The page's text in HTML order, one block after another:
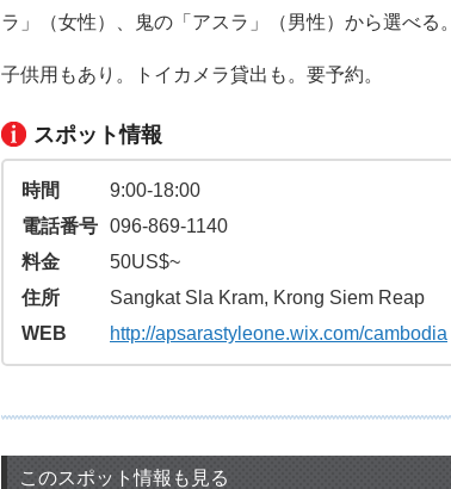
ラ」（女性）、鬼の「アスラ」（男性）から選べる。
子供用もあり。トイカメラ貸出も。要予約。
スポット情報
時間
9:00-18:00
電話番号 096-869-1140
料金
50US$~
住所
Sangkat Sla Kram, Krong Siem Reap
WEB
http://apsarastyleone.wix.com/cambodia
このスポット情報も見る